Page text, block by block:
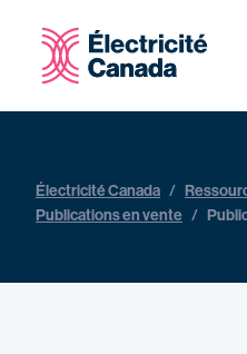
Électricité Canada /
Publications en vente /